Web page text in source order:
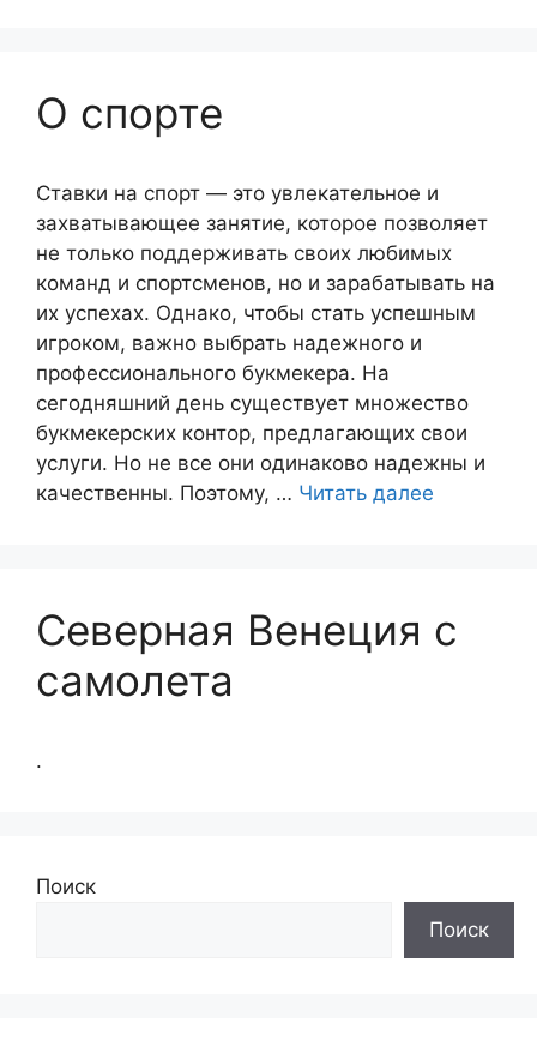
О спорте
Ставки на спорт — это увлекательное и
захватывающее занятие, которое позволяет
не только поддерживать своих любимых
команд и спортсменов, но и зарабатывать на
их успехах. Однако, чтобы стать успешным
игроком, важно выбрать надежного и
профессионального букмекера. На
сегодняшний день существует множество
букмекерских контор, предлагающих свои
услуги. Но не все они одинаково надежны и
качественны. Поэтому, … Читать далее
Северная Венеция с
самолета
.
Поиск
Поиск